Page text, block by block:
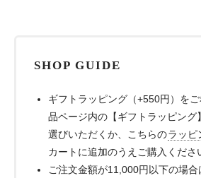
SHOP GUIDE
ギフトラッピング（+550円）を
品ページ内の【ギフトラッピング
選びいただくか、こちらのラッピ
カートに追加のうえご購入くださ
ご注文金額が11,000円以下の場